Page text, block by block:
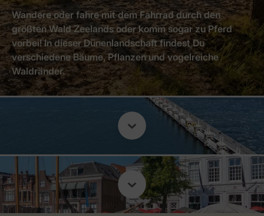
Wandere oder fahre mit dem Fahrrad durch den
größten Wald Zeelands oder komm sogar zu Pferd
vorbei! In dieser Dünenlandschaft findest Du
verschiedene Bäume, Pflanzen und vogelreiche
Waldränder.